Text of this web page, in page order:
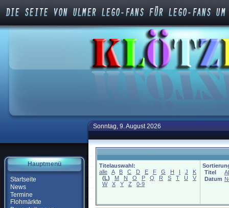
Hauptmenü
Startseite
News
Termine
Flohmärkte
Sonntag, 9. August 2026
Titelauswahl:
alle
A B C D E F G H I J
K
(L) M N O P Q R S T U
V
W
X Y Z 0-9
Titel
Datum